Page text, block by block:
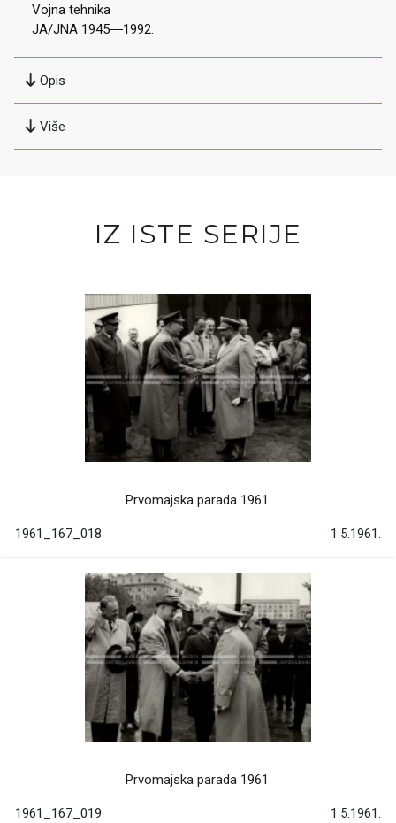
Vojna tehnika
JA/JNA 1945―1992.
Opis
Više
IZ ISTE SERIJE
Prvomajska parada 1961.
1961_167_018 1.5.1961.
Prvomajska parada 1961.
1961_167_019 1.5.1961.